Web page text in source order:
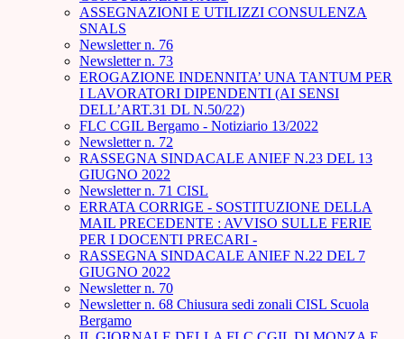
ASSEGNAZIONI E UTILIZZI CONSULENZA
SNALS
Newsletter n. 76
Newsletter n. 73
EROGAZIONE INDENNITA’ UNA TANTUM PER
I LAVORATORI DIPENDENTI (AI SENSI
DELL’ART.31 DL N.50/22)
FLC CGIL Bergamo - Notiziario 13/2022
Newsletter n. 72
RASSEGNA SINDACALE ANIEF N.23 DEL 13
GIUGNO 2022
Newsletter n. 71 CISL
ERRATA CORRIGE - SOSTITUZIONE DELLA
MAIL PRECEDENTE : AVVISO SULLE FERIE
PER I DOCENTI PRECARI -
RASSEGNA SINDACALE ANIEF N.22 DEL 7
GIUGNO 2022
Newsletter n. 70
Newsletter n. 68 Chiusura sedi zonali CISL Scuola
Bergamo